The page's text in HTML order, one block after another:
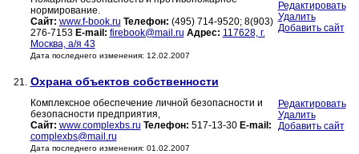
нормирование.
Сайт: www.f-book.ru Телефон: (495) 714-9520; 8(903)
276-7153 E-mail: firebook@mail.ru Адрес: 117628, г.
Москва, а/я 43
Дата последнего изменения: 12.02.2007
Редактировать
Удалить
Добавить сайт
21. Охрана объектов собственности
Комплексное обеспечение личной безопасности и
безопасности предприятия,
Сайт: www.complexbs.ru Телефон: 517-13-30 E-mail:
complexbs@mail.ru
Дата последнего изменения: 01.02.2007
Редактировать
Удалить
Добавить сайт